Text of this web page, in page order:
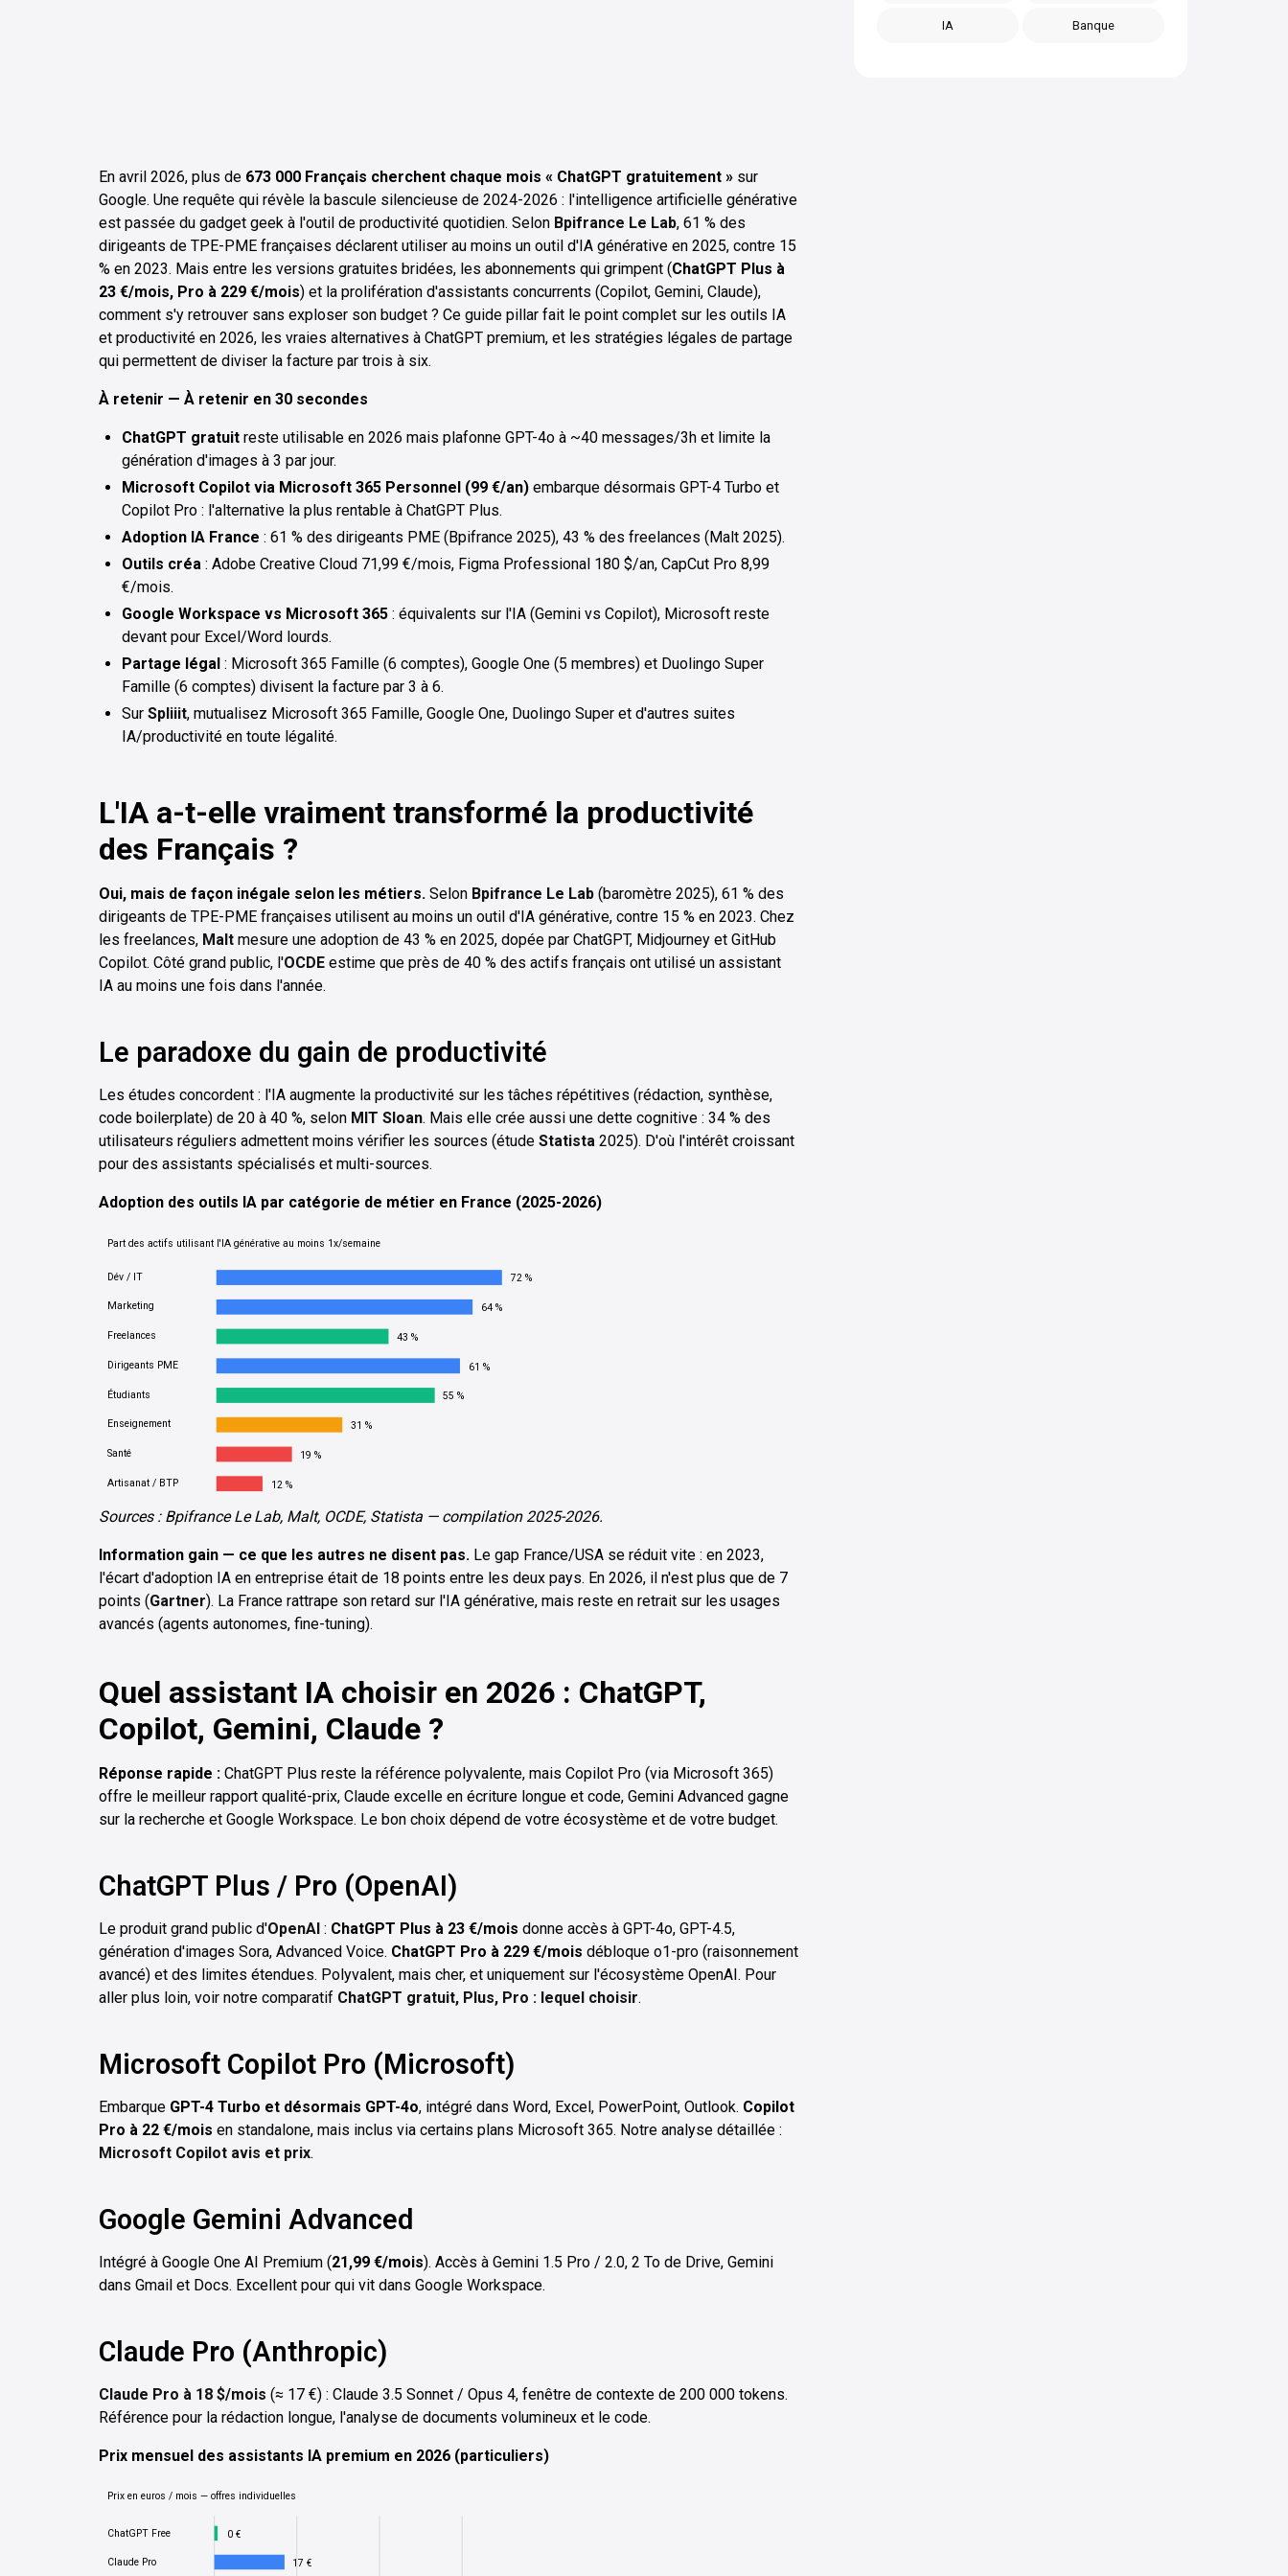
En avril 2026, plus de 673 000 Français cherchent chaque mois « ChatGPT gratuitement » sur
Google. Une requête qui révèle la bascule silencieuse de 2024-2026 : l'intelligence artificielle générative
est passée du gadget geek à l'outil de productivité quotidien. Selon Bpifrance Le Lab, 61 % des
dirigeants de TPE-PME françaises déclarent utiliser au moins un outil d'IA générative en 2025, contre 15
% en 2023. Mais entre les versions gratuites bridées, les abonnements qui grimpent (ChatGPT Plus à
23 €/mois, Pro à 229 €/mois) et la prolifération d'assistants concurrents (Copilot, Gemini, Claude),
comment s'y retrouver sans exploser son budget ? Ce guide pillar fait le point complet sur les outils IA
et productivité en 2026, les vraies alternatives à ChatGPT premium, et les stratégies légales de partage
qui permettent de diviser la facture par trois à six.
À retenir — À retenir en 30 secondes
ChatGPT gratuit reste utilisable en 2026 mais plafonne GPT-4o à ~40 messages/3h et limite la
génération d'images à 3 par jour.
Microsoft Copilot via Microsoft 365 Personnel (99 €/an) embarque désormais GPT-4 Turbo et
Copilot Pro : l'alternative la plus rentable à ChatGPT Plus.
Adoption IA France : 61 % des dirigeants PME (Bpifrance 2025), 43 % des freelances (Malt 2025).
Outils créa : Adobe Creative Cloud 71,99 €/mois, Figma Professional 180 $/an, CapCut Pro 8,99
€/mois.
Google Workspace vs Microsoft 365 : équivalents sur l'IA (Gemini vs Copilot), Microsoft reste
devant pour Excel/Word lourds.
Partage légal : Microsoft 365 Famille (6 comptes), Google One (5 membres) et Duolingo Super
Famille (6 comptes) divisent la facture par 3 à 6.
Sur Spliiit, mutualisez Microsoft 365 Famille, Google One, Duolingo Super et d'autres suites
IA/productivité en toute légalité.
L'IA a-t-elle vraiment transformé la productivité
des Français ?
Oui, mais de façon inégale selon les métiers. Selon Bpifrance Le Lab (baromètre 2025), 61 % des
dirigeants de TPE-PME françaises utilisent au moins un outil d'IA générative, contre 15 % en 2023. Chez
les freelances, Malt mesure une adoption de 43 % en 2025, dopée par ChatGPT, Midjourney et GitHub
Copilot. Côté grand public, l'OCDE estime que près de 40 % des actifs français ont utilisé un assistant
IA au moins une fois dans l'année.
Le paradoxe du gain de productivité
Les études concordent : l'IA augmente la productivité sur les tâches répétitives (rédaction, synthèse,
code boilerplate) de 20 à 40 %, selon MIT Sloan. Mais elle crée aussi une dette cognitive : 34 % des
utilisateurs réguliers admettent moins vérifier les sources (étude Statista 2025). D'où l'intérêt croissant
pour des assistants spécialisés et multi-sources.
Adoption des outils IA par catégorie de métier en France (2025-2026)
Part des actifs utilisant l'IA générative au moins 1x/semaine
Dév / IT 72 %
Marketing 64 %
Freelances 43 %
Dirigeants PME 61 %
Étudiants 55 %
Enseignement 31 %
Santé 19 %
Artisanat / BTP 12 %
Sources : Bpifrance Le Lab, Malt, OCDE, Statista — compilation 2025-2026.
Information gain — ce que les autres ne disent pas. Le gap France/USA se réduit vite : en 2023,
l'écart d'adoption IA en entreprise était de 18 points entre les deux pays. En 2026, il n'est plus que de 7
points (Gartner). La France rattrape son retard sur l'IA générative, mais reste en retrait sur les usages
avancés (agents autonomes, fine-tuning).
Quel assistant IA choisir en 2026 : ChatGPT,
Copilot, Gemini, Claude ?
Réponse rapide : ChatGPT Plus reste la référence polyvalente, mais Copilot Pro (via Microsoft 365)
offre le meilleur rapport qualité-prix, Claude excelle en écriture longue et code, Gemini Advanced gagne
sur la recherche et Google Workspace. Le bon choix dépend de votre écosystème et de votre budget.
ChatGPT Plus / Pro (OpenAI)
Le produit grand public d'OpenAI : ChatGPT Plus à 23 €/mois donne accès à GPT-4o, GPT-4.5,
génération d'images Sora, Advanced Voice. ChatGPT Pro à 229 €/mois débloque o1-pro (raisonnement
avancé) et des limites étendues. Polyvalent, mais cher, et uniquement sur l'écosystème OpenAI. Pour
aller plus loin, voir notre comparatif ChatGPT gratuit, Plus, Pro : lequel choisir.
Microsoft Copilot Pro (Microsoft)
Embarque GPT-4 Turbo et désormais GPT-4o, intégré dans Word, Excel, PowerPoint, Outlook. Copilot
Pro à 22 €/mois en standalone, mais inclus via certains plans Microsoft 365. Notre analyse détaillée :
Microsoft Copilot avis et prix.
Google Gemini Advanced
Intégré à Google One AI Premium (21,99 €/mois). Accès à Gemini 1.5 Pro / 2.0, 2 To de Drive, Gemini
dans Gmail et Docs. Excellent pour qui vit dans Google Workspace.
Claude Pro (Anthropic)
Claude Pro à 18 $/mois (≈ 17 €) : Claude 3.5 Sonnet / Opus 4, fenêtre de contexte de 200 000 tokens.
Référence pour la rédaction longue, l'analyse de documents volumineux et le code.
Prix mensuel des assistants IA premium en 2026 (particuliers)
Prix en euros / mois — offres individuelles
ChatGPT Free 0 €
Claude Pro 17 €
IA Banque